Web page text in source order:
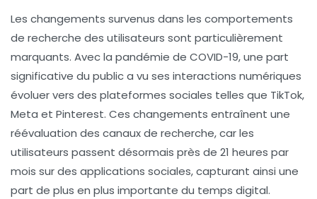
Les changements survenus dans les comportements
de recherche des utilisateurs sont particulièrement
marquants. Avec la pandémie de COVID-19, une part
significative du public a vu ses interactions numériques
évoluer vers des plateformes sociales telles que TikTok,
Meta et Pinterest. Ces changements entraînent une
réévaluation des canaux de recherche, car les
utilisateurs passent désormais près de 21 heures par
mois sur des applications sociales, capturant ainsi une
part de plus en plus importante du temps digital.